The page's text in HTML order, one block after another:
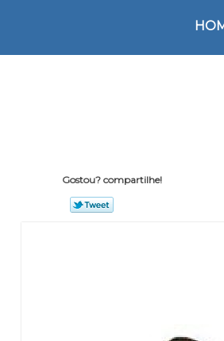
Gostou? compartilhe!